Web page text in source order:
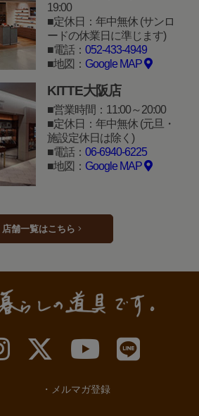
19:00
定休日：年中無休 (サンロ
ードの休業日に準じます)
電話： 052-433-4949
地図： Google MAP
KITTE大阪店
営業時間：11:00～20:00
定休日：年中無休 (元旦・
施設定休日は除く)
電話： 06-6940-6225
地図： Google MAP
店舗一覧はこちら
メルマガ登録